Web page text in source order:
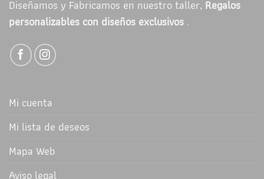
Diseñamos y Fabricamos en nuestro taller, Regalos
personalizables con diseños exclusivos .
Mi cuenta
Mi lista de deseos
Mapa Web
Aviso legal